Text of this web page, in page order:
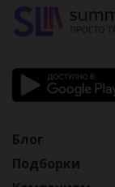
Блог
Подборки